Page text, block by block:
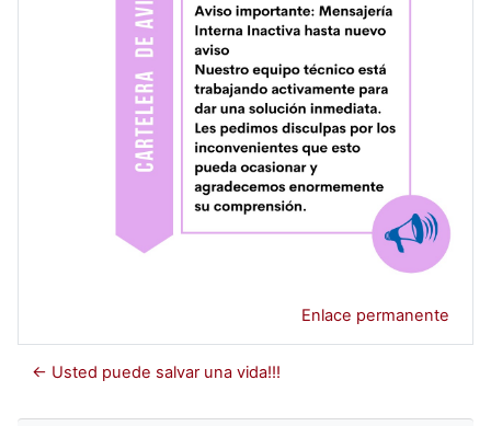
Enlace permanente
← Usted puede salvar una vida!!!